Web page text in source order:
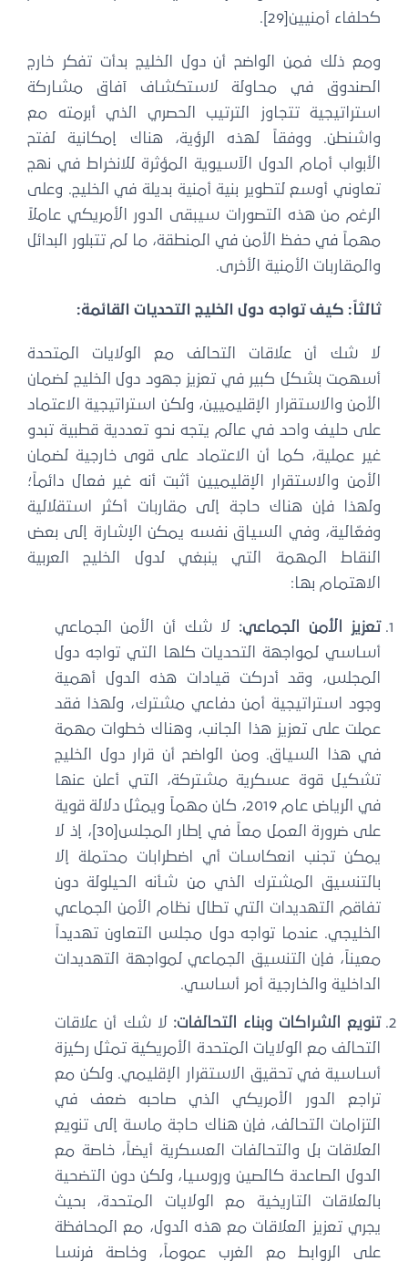
أمنيين[29].
ذلك فمن الواضح أن دول الخليج بدأت تفكر خارج
في محاولة لاستكشاف آفاق مشاركة
تتجاوز الترتيب الحصري الذي أبرمته مع
ووفقاً لهذه الرؤية، هناك إمكانية لفتح
أمام الدول الآسيوية المؤثرة للانخراط في نهج
أوسع لتطوير بنية أمنية بديلة في الخليج. وعلى
من هذه التصورات سيبقى الدور الأمريكي عاملاً
في حفظ الأمن في المنطقة، ما لم تتبلور البدائل
الأمنية الأخرى.
كيف تواجه دول الخليج التحديات القائمة:
شك أن علاقات التحالف مع الولايات المتحدة
بشكل كبير في تعزيز جهود دول الخليج لضمان
والاستقرار الإقليميين، ولكن استراتيجية الاعتماد
حليف واحد في عالم يتجه نحو تعددية قطبية تبدو
عملية، كما أن الاعتماد على قوى خارجية لضمان
والاستقرار الإقليميين أثبت أنه غير فعال دائماً؛
فإن هناك حاجة إلى مقاربات أكثر استقلالية
وفي السياق نفسه يمكن الإشارة إلى بعض
المهمة التي ينبغي لدول الخليج العربية
بها:
الأمن الجماعي:لا شك أن الأمن الجماعي
لمواجهة التحديات كلها التي تواجه دول
وقد أدركت قيادات هذه الدول أهمية
استراتيجية أمن دفاعي مشترك، ولهذا فقد
على تعزيز هذا الجانب، وهناك خطوات مهمة
هذا السياق. ومن الواضح أن قرار دول الخليج
قوة عسكرية مشتركة، التي أعلن عنها
في الرياض عام 2019، كان مهماً ويمثل دلالة قوية
على ضرورة العمل معاً في إطار المجلس[30]، إذ لا
تجنب انعكاسات أي اضطرابات محتملة إلا
المشترك الذي من شأنه الحيلولة دون
التهديدات التي تطال نظام الأمن الجماعي
عندما تواجه دول مجلس التعاون تهديداً
فإن التنسيق الجماعي لمواجهة التهديدات
والخارجية أمر أساسي.
الشراكات وبناء التحالفات:لا شك أن علاقات
مع الولايات المتحدة الأمريكية تمثل ركيزة
في تحقيق الاستقرار الإقليمي. ولكن مع
الدور الأمريكي الذي صاحبه ضعف في
التحالف، فإن هناك حاجة ماسة إلى تنويع
بل والتحالفات العسكرية أيضاً، خاصة مع
الصاعدة كالصين وروسيا، ولكن دون التضحية
التاريخية مع الولايات المتحدة، بحيث
تعزيز العلاقات مع هذه الدول، مع المحافظة
الروابط مع الغرب عموماً، وخاصة فرنسا